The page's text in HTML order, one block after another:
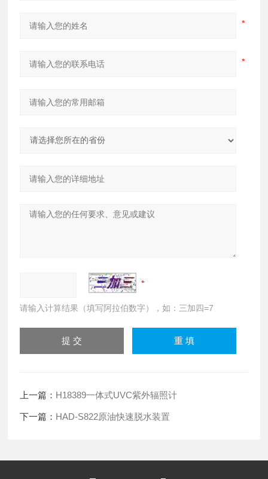
请输入计算结果（填写阿拉伯数字），如：三加四=7
上一篇： H18389一体式UVC紫外辐照计
下一篇： HAD-S822原油快速脱水装置